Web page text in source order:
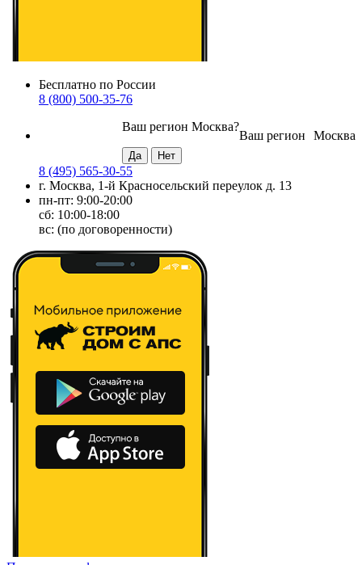
Бесплатно по России
8 (800) 500-35-76
Москва
Ваш регион
Ваш регион Москва?
8 (495) 565-30-55
г. Москва, 1-й Красносельский переулок д. 13
пн-пт: 9:00-20:00
сб: 10:00-18:00
вс: (по договоренности)